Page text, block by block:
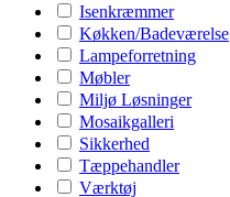
Isenkræmmer
Køkken/Badeværelse
Lampeforretning
Møbler
Miljø Løsninger
Mosaikgalleri
Sikkerhed
Tæppehandler
Værktøj